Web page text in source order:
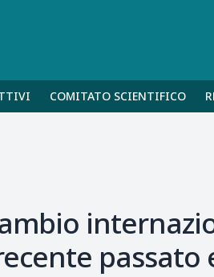
COMITATO SCIENTIFICO